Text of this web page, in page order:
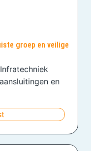
groep en veilige
en